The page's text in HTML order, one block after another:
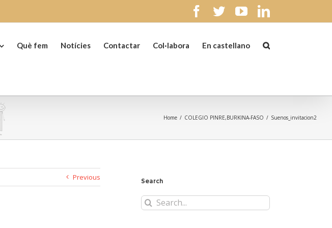
facebook
twitteryoutubelinkedin
Què fem Notícies Contactar Col·labora En castellano
Home / COLEGIO PINRE,BURKINA-FASO / Suenos_invitacion2
Previous Search
Search
for: